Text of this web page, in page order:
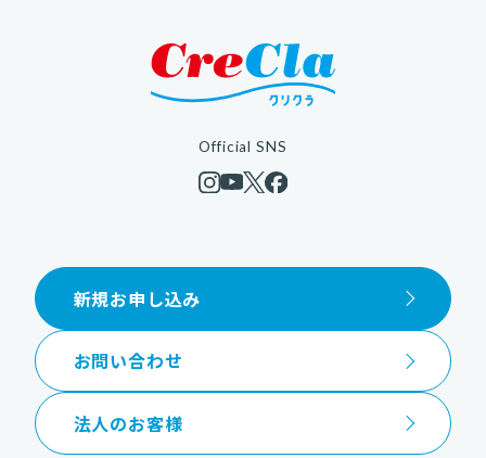
Official SNS
新規お申し込み
お問い合わせ
法人のお客様